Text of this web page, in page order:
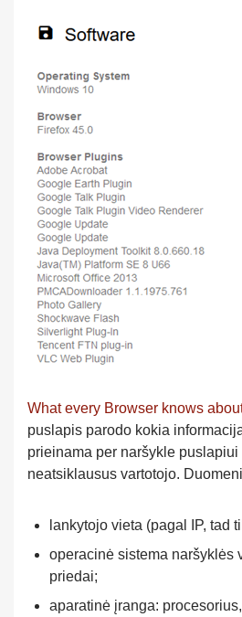
What every Browser knows
puslapis parodo kokia
prieinama per naršykle
neatsiklausus vartotojo.
lankytojo vieta (pagal IP, tad
operacinė sistema naršyklės
priedai;
aparatinė įranga: